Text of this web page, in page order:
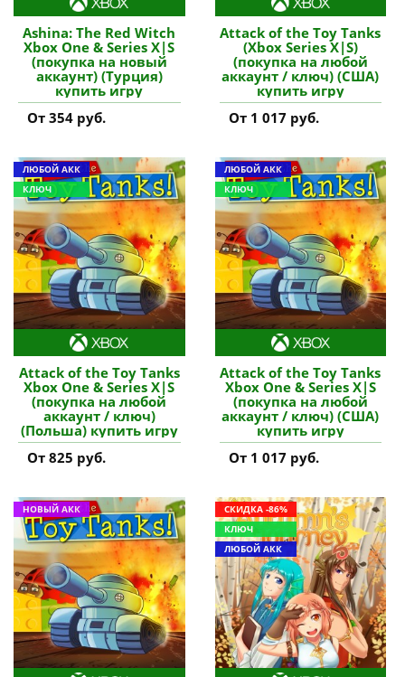
Ashina: The Red Witch
Xbox One & Series X|S
(покупка на новый
аккаунт) (Турция)
купить игру
От 354 руб.
Attack of the Toy Tanks
(Xbox Series X|S)
(покупка на любой
аккаунт / ключ) (США)
купить игру
От 1 017 руб.
ЛЮБОЙ АКК
КЛЮЧ
Attack of the Toy Tanks
Xbox One & Series X|S
(покупка на любой
аккаунт / ключ)
(Польша) купить игру
От 825 руб.
ЛЮБОЙ АКК
КЛЮЧ
Attack of the Toy Tanks
Xbox One & Series X|S
(покупка на любой
аккаунт / ключ) (США)
купить игру
От 1 017 руб.
НОВЫЙ АКК
СКИДКА -86%
КЛЮЧ
ЛЮБОЙ АКК